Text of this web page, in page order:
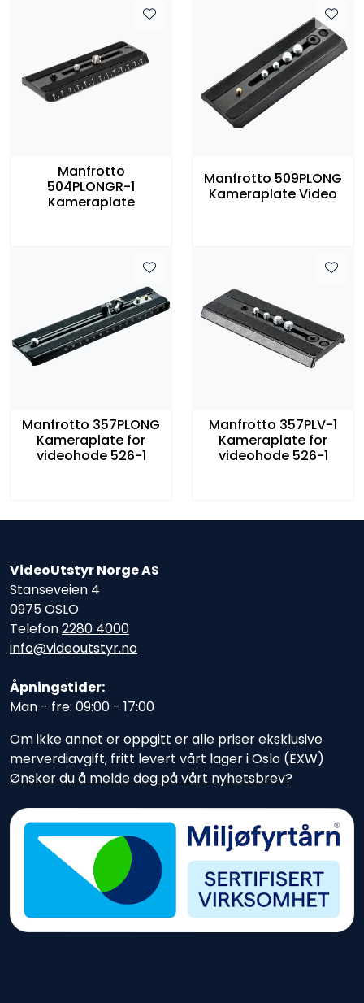
Manfrotto
504PLONGR-1
Kameraplate
Manfrotto 509PLONG
Kameraplate Video
Manfrotto 357PLONG
Kameraplate for
videohode 526-1
Manfrotto 357PLV-1
Kameraplate for
videohode 526-1
VideoUtstyr Norge AS
Stanseveien 4
0975 OSLO
Telefon2280 4000
info@videoutstyr.no
Åpningstider:
Man - fre: 09:00 - 17:00
Om ikke annet er oppgitt er alle priser eksklusive
merverdiavgift, fritt levert vårt lager i Oslo (EXW)
Ønsker du å melde deg på vårt nyhetsbrev?